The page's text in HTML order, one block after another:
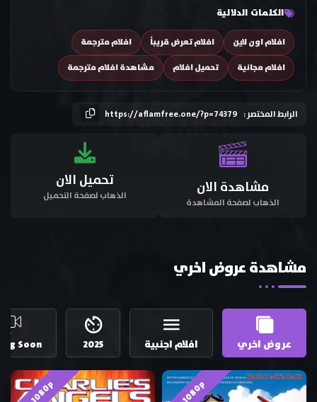
الكلمات الدلالية
افلام اون لاين افلام تعرض قريباً
افلام مترجمة
افلام مجانية
تحميل افلام مشاهدة افلام مترجمة
الرابط المختصر : https://aflamfree.one/?p=74379
مشاهدة الان
الذهاب لصفحة المشاهدة
تحميل الان
الذهاب لصفحة التحميل
مشاهدة عروض اخري
عروض اخري افلام اجنبية 2025
Soon